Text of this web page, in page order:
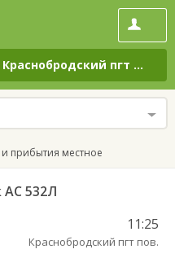
Краснобродский пгт пов.
прибытия местное
532Л
11:25
Краснобродский пгт пов.